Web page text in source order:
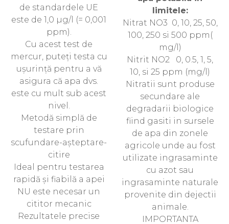
de standardele UE
este de 1,0 µg/l (= 0,001
ppm).
Cu acest test de
mercur, puteți testa cu
ușurință pentru a vă
asigura că apa dvs.
este cu mult sub acest
nivel.
Metodă simplă de
testare prin
scufundare-așteptare-
citire
Ideal pentru testarea
rapidă și fiabilă a apei
NU este necesar un
cititor mecanic
Rezultatele precise
limitele:
Nitrat NO3 0, 10, 25, 50,
100, 250 si 500 ppm(
mg/l)
Nitrit NO2 0, 0.5, 1, 5,
10, si 25 ppm (mg/l)
Nitratii sunt produse
secundare ale
degradarii biologice
fiind gasiti in sursele
de apa din zonele
agricole unde au fost
utilizate ingrasaminte
cu azot sau
ingrasaminte naturale
provenite din dejectii
animale.
IMPORTANTA